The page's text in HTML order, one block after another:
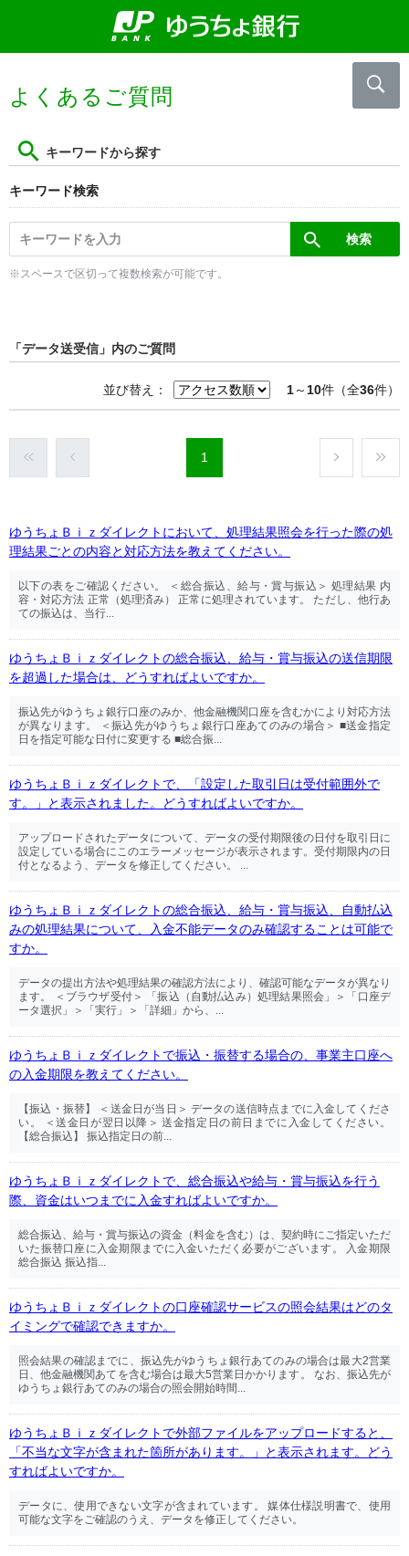
よくあるご質問
キーワードから探す
キーワード検索
※スペースで区切って複数検索が可能です。
「データ送受信」内のご質問
並び替え： 1～ 10件（全36件）
1
ゆうちょＢｉｚダイレクトにおいて、処理結果照会を行った際の処
理結果ごとの内容と対応方法を教えてください。
以下の表をご確認ください。 ＜総合振込、給与・賞与振込＞ 処理結果 内
容・対応方法 正常（処理済み） 正常に処理されています。 ただし、他行あ
ての振込は、当行...
ゆうちょＢｉｚダイレクトの総合振込、給与・賞与振込の送信期限
を超過した場合は、どうすればよいですか。
振込先がゆうちょ銀行口座のみか、他金融機関口座を含むかにより対応方法
が異なります。 ＜振込先がゆうちょ銀行口座あてのみの場合＞ ■送金指定
日を指定可能な日付に変更する ■総合振...
ゆうちょＢｉｚダイレクトで、「設定した取引日は受付範囲外で
す。」と表示されました。どうすればよいですか。
アップロードされたデータについて、データの受付期限後の日付を取引日に
設定している場合にこのエラーメッセージが表示されます。受付期限内の日
付となるよう、データを修正してください。 ...
ゆうちょＢｉｚダイレクトの総合振込、給与・賞与振込、自動払込
みの処理結果について、入金不能データのみ確認することは可能で
すか。
データの提出方法や処理結果の確認方法により、確認可能なデータが異なり
ます。 ＜ブラウザ受付＞ 「振込（自動払込み）処理結果照会」＞「口座デ
ータ選択」＞「実行」＞「詳細」から、...
ゆうちょＢｉｚダイレクトで振込・振替する場合の、事業主口座へ
の入金期限を教えてください。
【振込・振替】 ＜送金日が当日＞ データの送信時点までに入金してくださ
い。 ＜送金日が翌日以降＞ 送金指定日の前日までに入金してください。
【総合振込】 振込指定日の前...
ゆうちょＢｉｚダイレクトで、総合振込や給与・賞与振込を行う
際、資金はいつまでに入金すればよいですか。
総合振込、給与・賞与振込の資金（料金を含む）は、契約時にご指定いただ
いた振替口座に入金期限までに入金いただく必要がございます。 入金期限
総合振込 振込指...
ゆうちょＢｉｚダイレクトの口座確認サービスの照会結果はどのタ
イミングで確認できますか。
照会結果の確認までに、振込先がゆうちょ銀行あてのみの場合は最大2営業
日、他金融機関あてを含む場合は最大5営業日かかります。 なお、振込先が
ゆうちょ銀行あてのみの場合の照会開始時間...
ゆうちょＢｉｚダイレクトで外部ファイルをアップロードすると、
「不当な文字が含まれた箇所があります。」と表示されます。どう
すればよいですか。
データに、使用できない文字が含まれています。 媒体仕様説明書で、使用
可能な文字をご確認のうえ、データを修正してください。